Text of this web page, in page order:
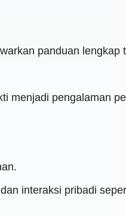
panduan
menjadi pengalaman
interaksi pribadi